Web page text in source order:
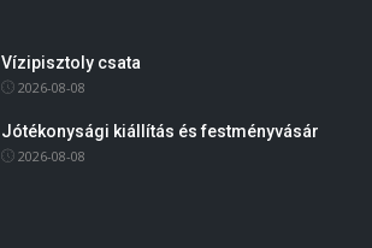
Vízipisztoly csata
2026-08-08
Jótékonysági kiállítás és festményvásár
2026-08-08